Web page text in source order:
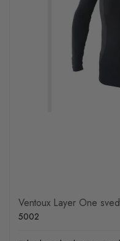
Ventoux Layer One
5002